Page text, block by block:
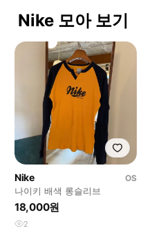
Nike 모아 보기
Nike
OS
나이키 배색 롱슬리브
18,000원
2